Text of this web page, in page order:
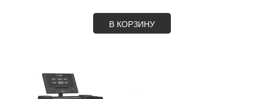
В КОРЗИНУ